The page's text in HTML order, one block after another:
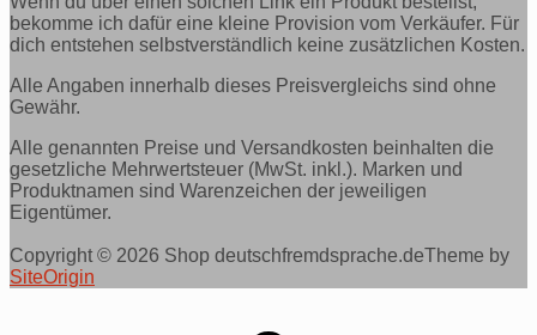
bekomme ich dafür eine kleine Provision vom Verkäufer. Für
dich entstehen selbstverständlich keine zusätzlichen Kosten.
Alle Angaben innerhalb dieses Preisvergleichs sind ohne
Gewähr.
Alle genannten Preise und Versandkosten beinhalten die
gesetzliche Mehrwertsteuer (MwSt. inkl.). Marken und
Produktnamen sind Warenzeichen der jeweiligen
Eigentümer.
Copyright © 2026 Shop deutschfremdsprache.deTheme by
SiteOrigin